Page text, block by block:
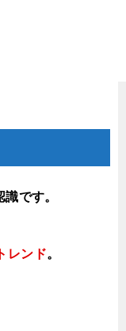
です。
レンド。